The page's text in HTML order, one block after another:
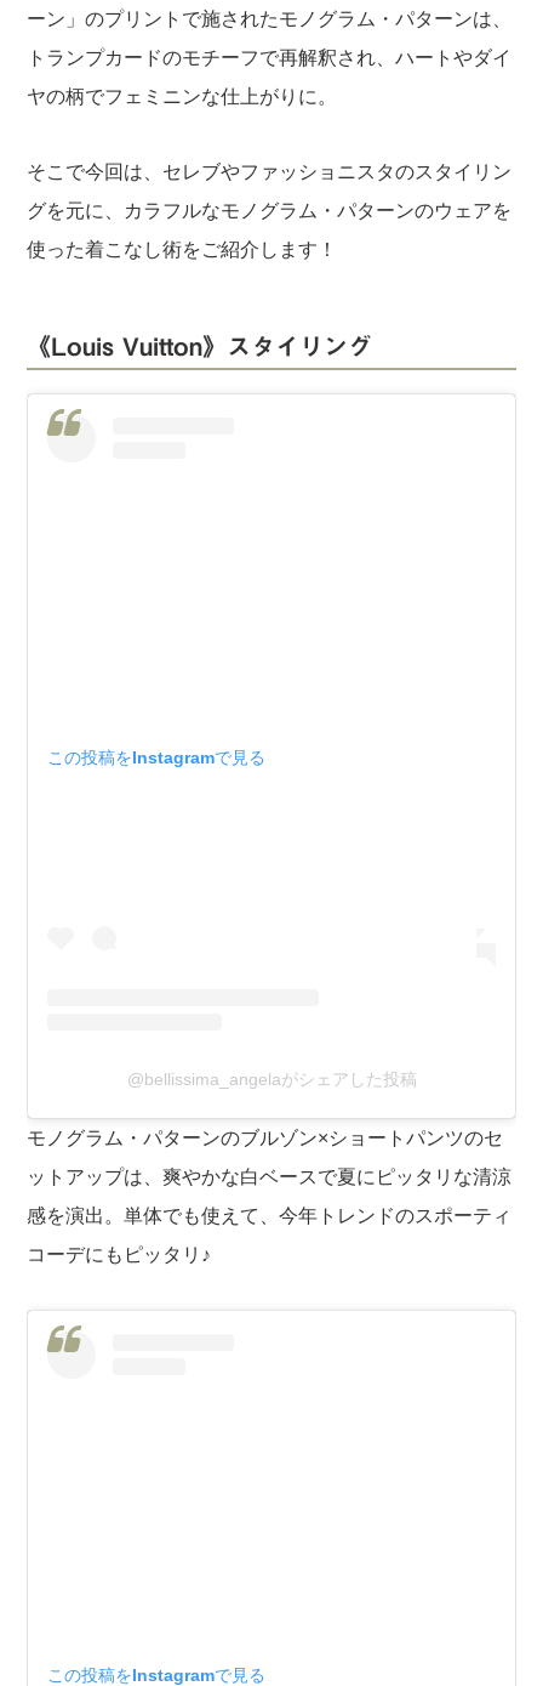
ーン」のプリントで施されたモノグラム・パターンは、
トランプカードのモチーフで再解釈され、ハートやダイ
ヤの柄でフェミニンな仕上がりに。
そこで今回は、セレブやファッショニスタのスタイリン
グを元に、カラフルなモノグラム・パターンのウェアを
使った着こなし術をご紹介します！
《Louis Vuitton》スタイリング
この投稿をInstagramで見る
@bellissima_angelaがシェアした投稿
モノグラム・パターンのブルゾン×ショートパンツのセ
ットアップは、爽やかな白ベースで夏にピッタリな清涼
感を演出。単体でも使えて、今年トレンドのスポーティ
コーデにもピッタリ♪
この投稿をInstagramで見る